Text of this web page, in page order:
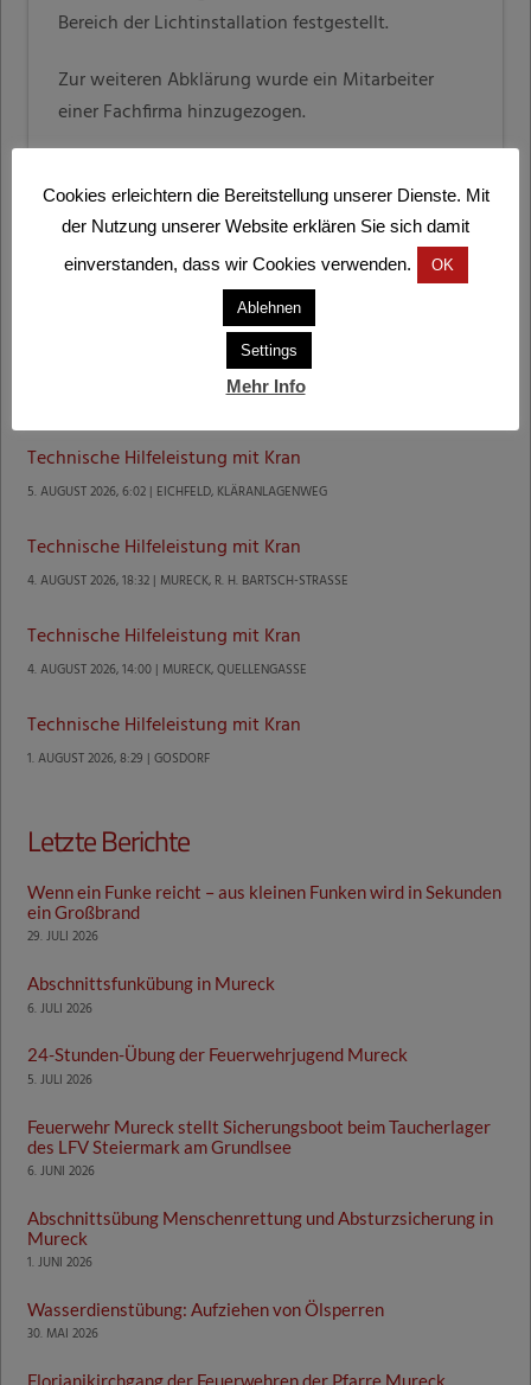
Bereich der Lichtinstallation festgestellt.
Zur weiteren Abklärung wurde ein Mitarbeiter
einer Fachfirma hinzugezogen.
DIESEN EINSATZ TEILEN
Technische Hilfeleistung mit Kran
5. AUGUST 2026, 6:02 | EICHFELD, KLÄRANLAGENWEG
Technische Hilfeleistung mit Kran
4. AUGUST 2026, 18:32 | MURECK, R. H. BARTSCH-STRASSE
Technische Hilfeleistung mit Kran
4. AUGUST 2026, 14:00 | MURECK, QUELLENGASSE
Technische Hilfeleistung mit Kran
1. AUGUST 2026, 8:29 | GOSDORF
Letzte Berichte
Wenn ein Funke reicht – aus kleinen Funken wird in Sekunden
ein Großbrand
29. JULI 2026
Abschnittsfunkübung in Mureck
6. JULI 2026
24-Stunden-Übung der Feuerwehrjugend Mureck
5. JULI 2026
Feuerwehr Mureck stellt Sicherungsboot beim Taucherlager
des LFV Steiermark am Grundlsee
6. JUNI 2026
Abschnittsübung Menschenrettung und Absturzsicherung in
Mureck
1. JUNI 2026
Wasserdienstübung: Aufziehen von Ölsperren
30. MAI 2026
Florianikirchgang der Feuerwehren der Pfarre Mureck
Cookies erleichtern die Bereitstellung unserer Dienste. Mit
der Nutzung unserer Website erklären Sie sich damit
einverstanden, dass wir Cookies verwenden.
OK
Ablehnen
Settings
Mehr Info